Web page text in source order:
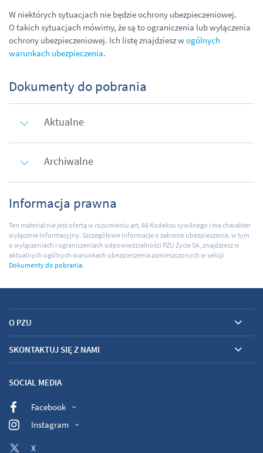
W niektórych sytuacjach nie będzie ochrony ubezpieczeniowej.
O takich sytuacjach mówimy, że są to ograniczenia lub wyłączenia
ochrony ubezpieczeniowej. Ich listę znajdziesz wogólnych
warunkach ubezpieczenia.
Dokumenty do pobrania
Aktualne
Archiwalne
Informacja prawna
Ten materiał nie jest ofertą w rozumieniu art. 66 Kodeksu cywilnego i ma charakter
wyłącznie informacyjny. Szczegółowe informacje o zakresie ubezpieczenia, w tym
o wyłączeniach i ograniczeniach odpowiedzialności PZU Życie SA, znajdziesz w
aktualnych ogólnych warunkach ubezpieczenia zamieszczonych w sekcji
Dokumenty do pobrania.
O PZU
SKONTAKTUJ SIĘ Z NAMI
SOCIAL MEDIA
Facebook
Instagram
X